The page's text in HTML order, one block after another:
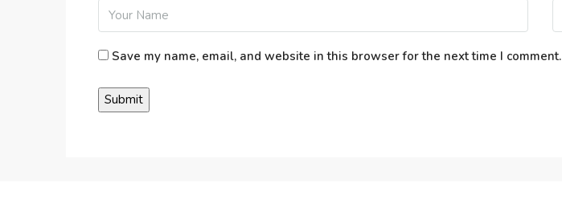
Save my name, email, and website in this browser for the next time I comment.